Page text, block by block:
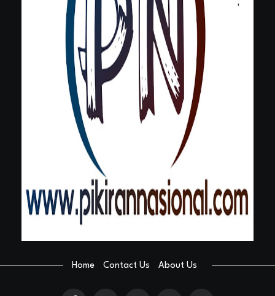
Home Contact Us About Us